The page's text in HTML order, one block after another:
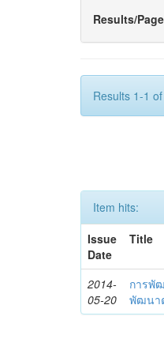
Results/Page
Results 1-1
Item hits:
Issue
Date
Title
2014-
05-20
การพั
พัฒนา